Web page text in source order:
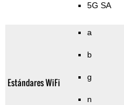
5G SA
Estándares WiFi
a
b
g
n